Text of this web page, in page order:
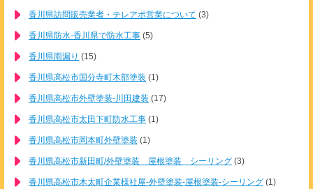
香川県訪問販売業者・テレアポ営業について (3)
香川県防水-香川県で防水工事 (5)
香川県雨漏り (15)
香川県高松市国分寺町木部塗装 (1)
香川県高松市外壁塗装-川田建装 (17)
香川県高松市太田下町防水工事 (1)
香川県高松市岡本町外壁塗装 (1)
香川県高松市新田町/外壁塗装 屋根塗装 シーリング (3)
香川県高松市木太町企業様社屋-外壁塗装-屋根塗装-シーリング (1)